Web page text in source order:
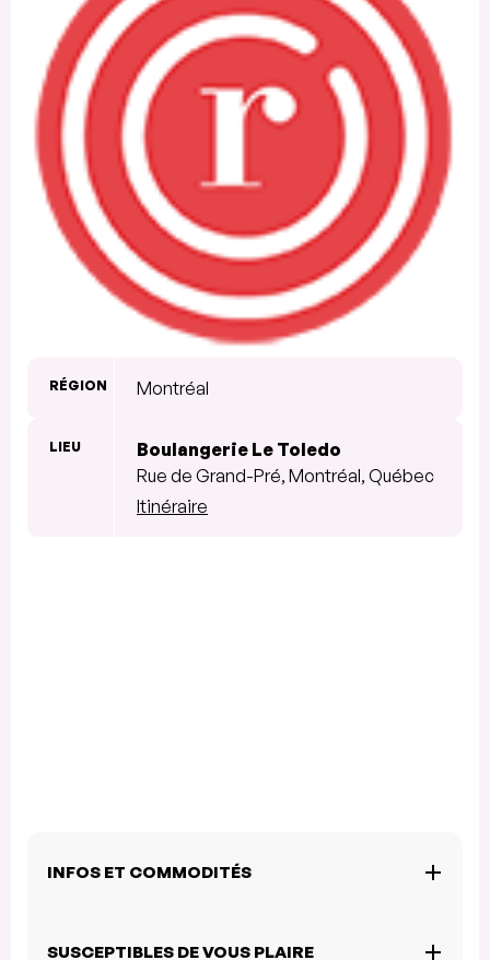
RÉGION Montréal
LIEU
Boulangerie Le Toledo
Rue de Grand-Pré, Montréal, Québec
Itinéraire
INFOS ET COMMODITÉS
SUSCEPTIBLES DE VOUS PLAIRE